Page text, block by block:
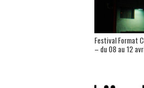
Festival Format
– du 08 au 12